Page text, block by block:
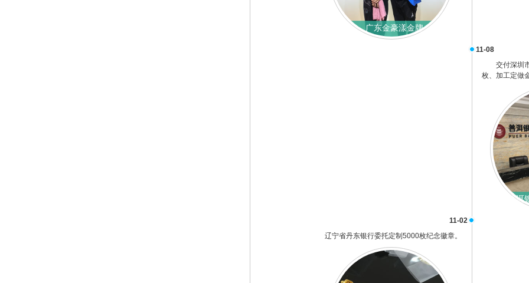
广东金豪漾金牌
11-08
交付深圳
枚、加工定做
普
11-02
辽宁省丹东银行委托定制5000枚纪念徽章。